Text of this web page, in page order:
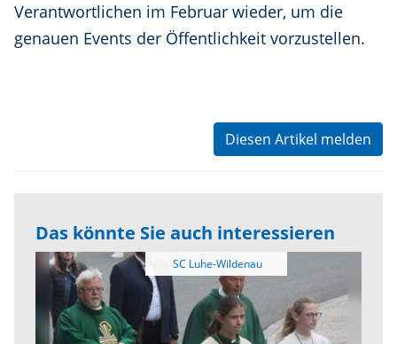
Verantwortlichen im Februar wieder, um die
genauen Events der Öffentlichkeit vorzustellen.
Diesen Artikel melden
Das könnte Sie auch interessieren